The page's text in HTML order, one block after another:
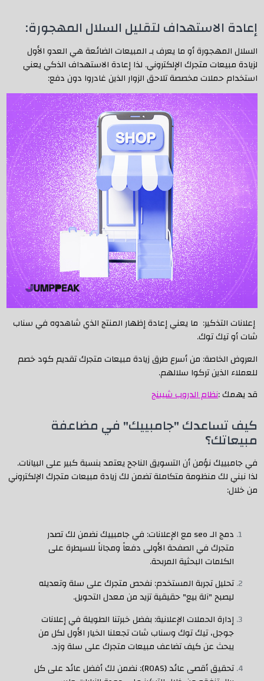
إعادة الاستهداف لتقليل السلال المهجورة:
السلال المهجورة أو ما يعرف بـ المبيعات الضائعة هي العدو الأول
لزيادة مبيعات متجرك الإلكتروني. لذا إعادة الاستهداف الذكي يعني
استخدام حملات مخصصة تلاحق الزوار الذين غادروا دون دفع:
إعلانات التذكير: ما يعني إعادة إظهار المنتج الذي شاهدوه في سناب
شات أو تيك توك.
العروض الخاصة: من أسرع طرق زيادة مبيعات متجرك تقديم كود خصم
للعملاء الذين تركوا سلالهم.
قد يهمك :نظام الدروب شيبنج
كيف تساعدك "جامبييك" في مضاعفة
مبيعاتك؟
في جامبييك نؤمن أن التسويق الناجح يعتمد بنسبة كبير على البيانات.
لذا نبني لك منظومة متكاملة تضمن لك زيادة مبيعات متجرك الإلكتروني
من خلال:
دمج الـ seo مع الإعلانات: في جامبييك نضمن لك تصدر
متجرك في الصفحة الأولى دفعاً ومجاناً للسيطرة على
الكلمات البحثية المربحة.
تحليل تجربة المستخدم: نفحص متجرك على سلة وتعديله
ليصبح "آلة بيع" حقيقية تزيد من معدل التحويل.
إدارة الحملات الإعلانية: بفضل خبرتنا الطويلة في إعلانات
جوجل، تيك توك وسناب شات تجعلنا الخيار الأول لكل من
يبحث عن كيف تضاعف مبيعات متجرك على سلة وزد.
تحقيق أقصى عائد (ROAS): نضمن لك أفضل عائد على كل